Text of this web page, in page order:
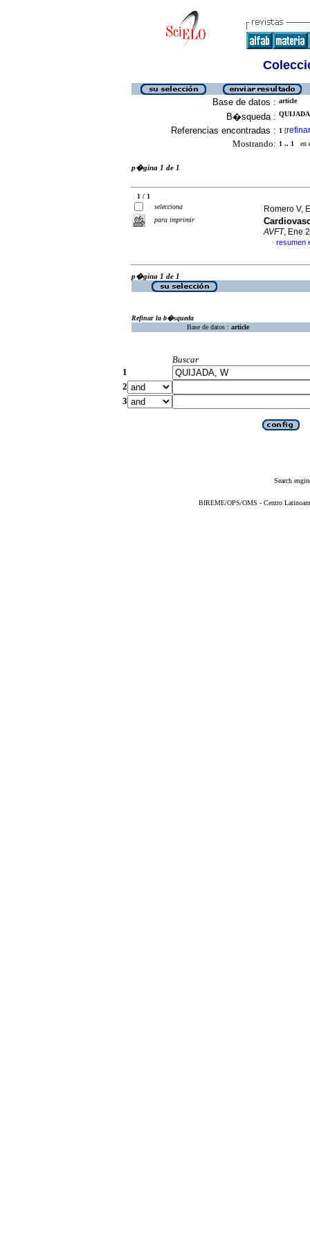
Base de datos : article
B�squeda :
Referencias encontradas : 1 [refinar
Mostrando: 1 .. 1 en
p�gina 1 de 1
1 / 1
selecciona
para imprimir
Romero V,
AVFT, Ene
· resumen
p�gina 1 de 1
Refinar la b�squeda
Base de datos : article
Buscar
1
2
3
Search
BIREME/OPS/OMS - Centro